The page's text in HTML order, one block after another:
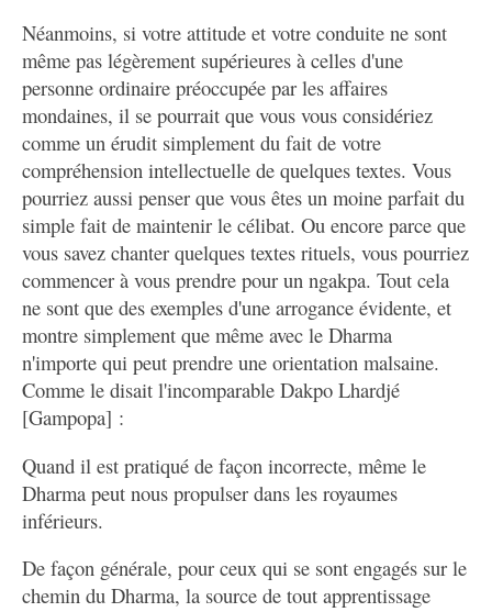
Néanmoins, si votre attitude et votre conduite ne sont
même pas légèrement supérieures à celles d'une
personne ordinaire préoccupée par les affaires
mondaines, il se pourrait que vous vous considériez
comme un érudit simplement du fait de votre
compréhension intellectuelle de quelques textes. Vous
pourriez aussi penser que vous êtes un moine parfait du
simple fait de maintenir le célibat. Ou encore parce que
vous savez chanter quelques textes rituels, vous pourriez
commencer à vous prendre pour un ngakpa. Tout cela
ne sont que des exemples d'une arrogance évidente, et
montre simplement que même avec le Dharma
n'importe qui peut prendre une orientation malsaine.
Comme le disait l'incomparable Dakpo Lhardjé
[Gampopa] :
Quand il est pratiqué de façon incorrecte, même le
Dharma peut nous propulser dans les royaumes
inférieurs.
De façon générale, pour ceux qui se sont engagés sur le
chemin du Dharma, la source de tout apprentissage